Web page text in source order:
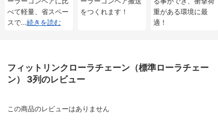
べて軽量、省スペー
スで...続きを読む
をつくれます！
重がある環境に最
適！
フィットリンクローラチェーン（標準ローラチェー
ン） 3列のレビュー
この商品のレビューはありません